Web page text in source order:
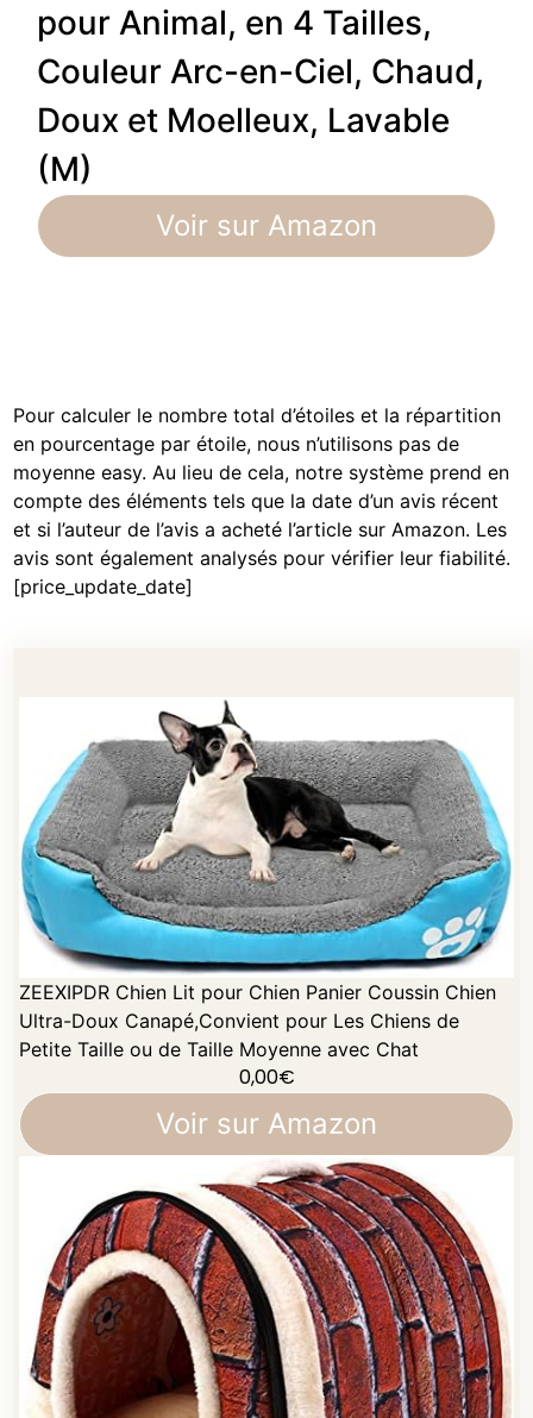
pour Animal, en 4 Tailles,
Couleur Arc-en-Ciel, Chaud,
Doux et Moelleux, Lavable
(M)
Voir sur Amazon
Pour calculer le nombre total d’étoiles et la répartition
en pourcentage par étoile, nous n’utilisons pas de
moyenne easy. Au lieu de cela, notre système prend en
compte des éléments tels que la date d’un avis récent
et si l’auteur de l’avis a acheté l’article sur Amazon. Les
avis sont également analysés pour vérifier leur fiabilité.
[price_update_date]
ZEEXIPDR Chien Lit pour Chien Panier Coussin Chien
Ultra-Doux Canapé,Convient pour Les Chiens de
Petite Taille ou de Taille Moyenne avec Chat
0,00€
Voir sur Amazon